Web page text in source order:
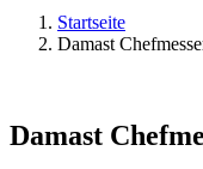
Startseite
Damast
Damast